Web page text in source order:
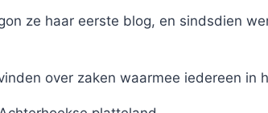
ze haar eerste blog, en sindsdien
over zaken waarmee iedereen in